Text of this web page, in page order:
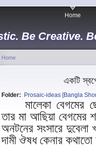
Be Creative.
Home
Home
একটি
Folder: Prosaic-ideas [Bangla
মালেকা
তার মা আছিয়া
অনটনের সংসারে দুবেলা
দামী ঔষধ কেনার